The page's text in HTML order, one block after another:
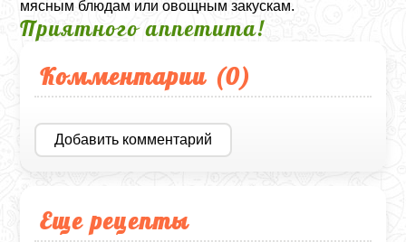
мясным блюдам или овощным закускам.
Приятного аппетита!
Комментарии (0)
Добавить комментарий
Еще рецепты